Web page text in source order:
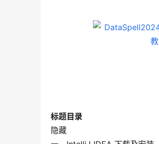
标题目录
隐藏